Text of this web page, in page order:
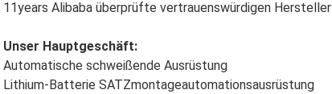
11years Alibaba überprüfte vertrauenswürdigen Hersteller
Unser Hauptgeschäft:
Automatische schweißende Ausrüstung
Lithium-Batterie SATZmontageautomationsausrüstung